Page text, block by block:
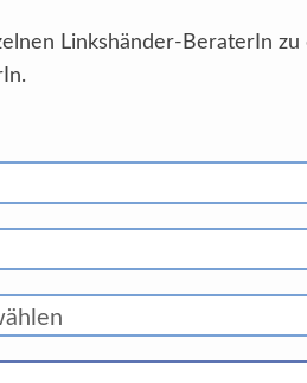
Linkshänder-BeraterIn